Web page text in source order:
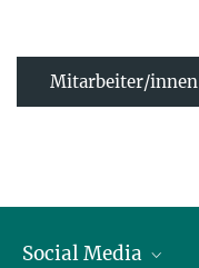
Mitarbeiter/innen
Social Media